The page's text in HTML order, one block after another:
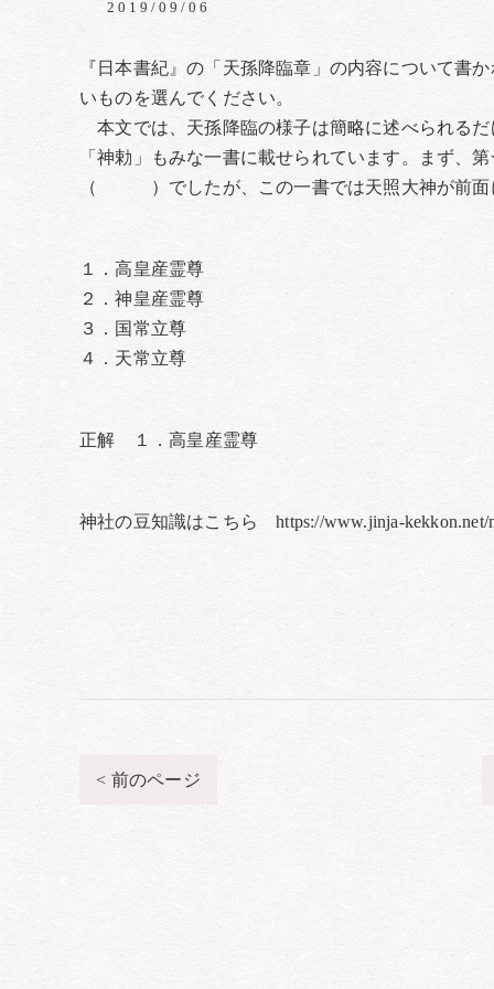
2019/09/06
『日本書紀』の「天孫降臨章」の内容について
いものを選んでください。
本文では、天孫降臨の様子は簡略に述べられる
「神勅」もみな一書に載せられています。まず、
（ ）でしたが、この一書では天照大神が前面
１．高皇産霊尊
２．神皇産霊尊
３．国常立尊
４．天常立尊
正解 １．高皇産霊尊
神社の豆知識はこちら https://www.jinja-kekkon.net/
< 前のページ